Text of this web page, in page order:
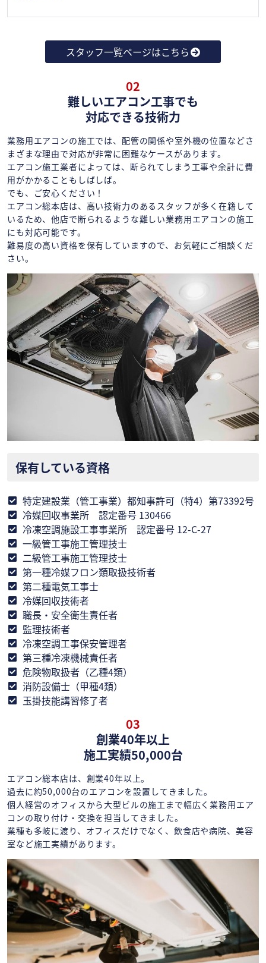
スタッフ一覧ページはこちら
02
難しいエアコン工事でも
対応できる技術力
業務用エアコンの施工では、配管の関係や室外機の位置などさ
まざまな理由で対応が非常に困難なケースがあります。
エアコン施工業者によっては、断られてしまう工事や余計に費
用がかかることもしばしば。
でも、ご安心ください！
エアコン総本店は、高い技術力のあるスタッフが多く在籍して
いるため、他店で断られるような難しい業務用エアコンの施工
にも対応可能です。
難易度の高い資格を保有していますので、お気軽にご相談くだ
さい。
保有している資格
特定建設業（管工事業）都知事許可（特4）第73392号
冷媒回収事業所 認定番号 130466
冷凍空調施設工事事業所 認定番号 12-C-27
一級管工事施工管理技士
二級管工事施工管理技士
第一種冷媒フロン類取扱技術者
第二種電気工事士
冷媒回収技術者
職長・安全衛生責任者
監理技術者
冷凍空調工事保安管理者
第三種冷凍機械責任者
危険物取扱者（乙種4類）
消防設備士（甲種4類）
玉掛技能講習修了者
03
創業40年以上
施工実績50,000台
エアコン総本店は、創業40年以上。
過去に約50,000台のエアコンを設置してきました。
個人経営のオフィスから大型ビルの施工まで幅広く業務用エア
コンの取り付け・交換を担当してきました。
業種も多岐に渡り、オフィスだけでなく、飲食店や病院、美容
室など施工実績があります。